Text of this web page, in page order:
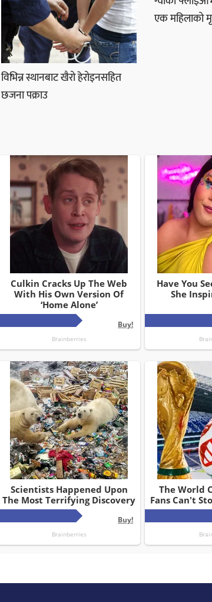
विभिन्न स्थानबाट खैरो हेरोइनसहित
छजना पक्राउ
एक महिलाको